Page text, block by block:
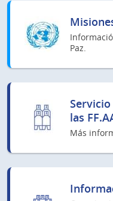
Paz.
las
Más